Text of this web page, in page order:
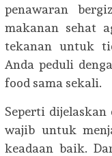
penawaran
makanan sehat
tekanan untuk
Anda peduli
food sama sekali.
Seperti
wajib untuk
keadaan baik.